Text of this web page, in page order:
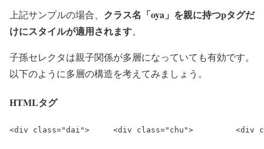
上記サンプルの場合、 クラス名「oya 」を親に持つpタグだ
けにスタイルが適用されます。
子孫セレクタは親子関係が多層になっていても有効です。
以下のように多層の構造を考えてみましょう。
HTMLタグ
<div class="dai">     <div class="chu">         <div